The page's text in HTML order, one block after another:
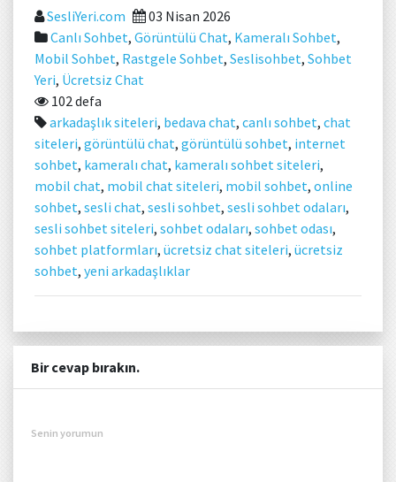
SesliYeri.com
03 Nisan 2026
Canlı Sohbet, Görüntülü Chat, Kameralı Sohbet,
Mobil Sohbet, Rastgele Sohbet, Seslisohbet, Sohbet
Yeri, Ücretsiz Chat
102 defa
arkadaşlık siteleri, bedava chat, canlı sohbet, chat
siteleri, görüntülü chat, görüntülü sohbet, internet
sohbet, kameralı chat, kameralı sohbet siteleri,
mobil chat, mobil chat siteleri, mobil sohbet, online
sohbet, sesli chat, sesli sohbet, sesli sohbet odaları,
sesli sohbet siteleri, sohbet odaları, sohbet odası,
sohbet platformları, ücretsiz chat siteleri, ücretsiz
sohbet, yeni arkadaşlıklar
Bir cevap bırakın.
Senin yorumun